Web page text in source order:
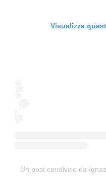
Visualizza
Un post condiviso da